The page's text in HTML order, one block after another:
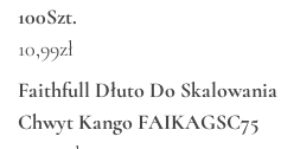
100Szt.
10,99zł
Faithfull Dłuto Do
Chwyt Kango FAIKAGSC75